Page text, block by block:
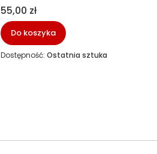
Cena
55,00 zł
Do koszyka
Dostępność:Ostatnia sztuka